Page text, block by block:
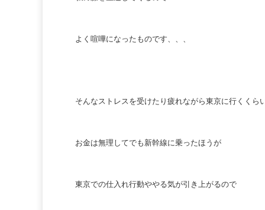
よく喧嘩になったものです、、、
そんなストレスを受けたり疲れながら東京に行くくら
お金は無理してでも新幹線に乗ったほうが
東京での仕入れ行動ややる気が引き上がるので